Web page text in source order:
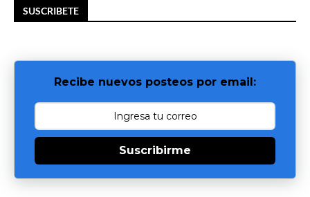
SUSCRIBETE
Recibe nuevos posteos por email:
Suscribirme